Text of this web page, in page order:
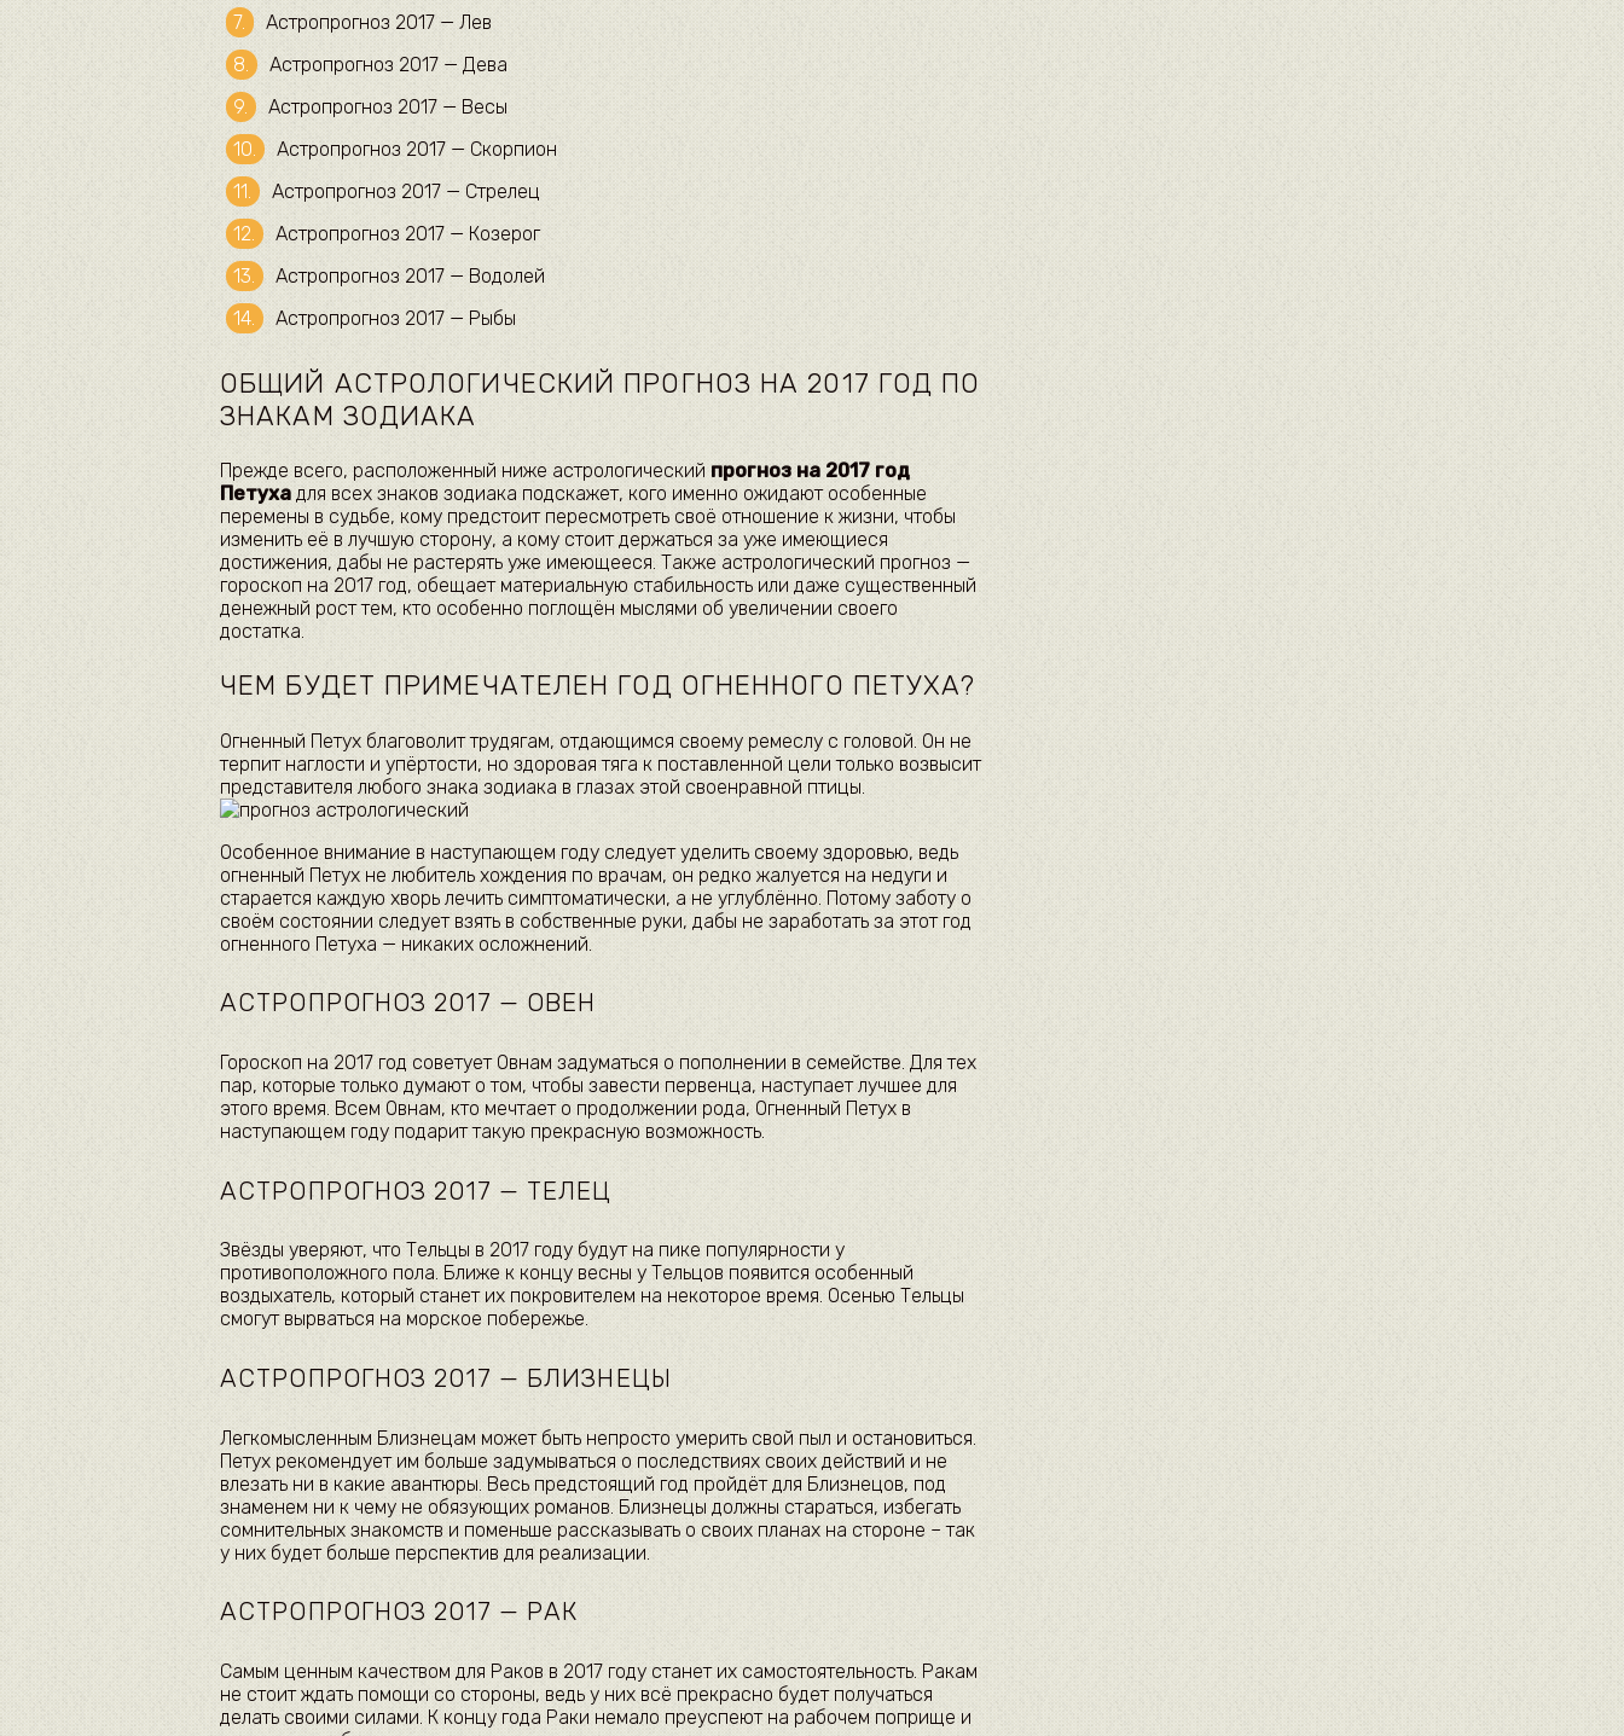
Астропрогноз 2017 — Лев
Астропрогноз 2017 — Дева
Астропрогноз 2017 — Весы
Астропрогноз 2017 — Скорпион
Астропрогноз 2017 — Стрелец
Астропрогноз 2017 — Козерог
Астропрогноз 2017 — Водолей
Астропрогноз 2017 — Рыбы
ОБЩИЙ АСТРОЛОГИЧЕСКИЙ ПРОГНОЗ НА 2017 ГОД ПО
ЗНАКАМ ЗОДИАКА
Прежде всего, расположенный ниже астрологический прогноз на 2017 год
Петуха для всех знаков зодиака подскажет, кого именно ожидают особенные
перемены в судьбе, кому предстоит пересмотреть своё отношение к жизни, чтобы
изменить её в лучшую сторону, а кому стоит держаться за уже имеющиеся
достижения, дабы не растерять уже имеющееся. Также астрологический прогноз —
гороскоп на 2017 год, обещает материальную стабильность или даже существенный
денежный рост тем, кто особенно поглощён мыслями об увеличении своего
достатка.
ЧЕМ БУДЕТ ПРИМЕЧАТЕЛЕН ГОД ОГНЕННОГО ПЕТУХА?
Огненный Петух благоволит трудягам, отдающимся своему ремеслу с головой. Он не
терпит наглости и упёртости, но здоровая тяга к поставленной цели только возвысит
представителя любого знака зодиака в глазах этой своенравной птицы.
Особенное внимание в наступающем году следует уделить своему здоровью, ведь
огненный Петух не любитель хождения по врачам, он редко жалуется на недуги и
старается каждую хворь лечить симптоматически, а не углублённо. Потому заботу о
своём состоянии следует взять в собственные руки, дабы не заработать за этот год
огненного Петуха — никаких осложнений.
АСТРОПРОГНОЗ 2017 — ОВЕН
Гороскоп на 2017 год советует Овнам задуматься о пополнении в семействе. Для тех
пар, которые только думают о том, чтобы завести первенца, наступает лучшее для
этого время. Всем Овнам, кто мечтает о продолжении рода, Огненный Петух в
наступающем году подарит такую прекрасную возможность.
АСТРОПРОГНОЗ 2017 — ТЕЛЕЦ
Звёзды уверяют, что Тельцы в 2017 году будут на пике популярности у
противоположного пола. Ближе к концу весны у Тельцов появится особенный
воздыхатель, который станет их покровителем на некоторое время. Осенью Тельцы
смогут вырваться на морское побережье.
АСТРОПРОГНОЗ 2017 — БЛИЗНЕЦЫ
Легкомысленным Близнецам может быть непросто умерить свой пыл и остановиться.
Петух рекомендует им больше задумываться о последствиях своих действий и не
влезать ни в какие авантюры. Весь предстоящий год пройдёт для Близнецов, под
знаменем ни к чему не обязующих романов. Близнецы должны стараться, избегать
сомнительных знакомств и поменьше рассказывать о своих планах на стороне – так
у них будет больше перспектив для реализации.
АСТРОПРОГНОЗ 2017 — РАК
Самым ценным качеством для Раков в 2017 году станет их самостоятельность. Ракам
не стоит ждать помощи со стороны, ведь у них всё прекрасно будет получаться
делать своими силами. К концу года Раки немало преуспеют на рабочем поприще и